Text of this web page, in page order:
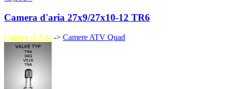
Camera d'aria 27x9/27x10-12 TR6
Camere d´Aria -> Camere ATV Quad